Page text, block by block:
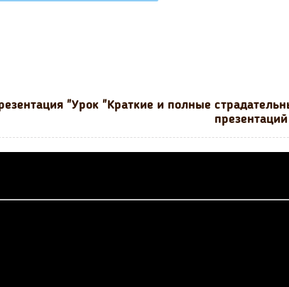
"Урок "Краткие и полные